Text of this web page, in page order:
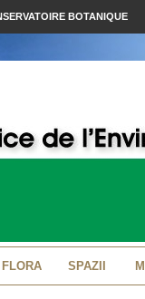
BOTANIQUE
FLORA SPAZII